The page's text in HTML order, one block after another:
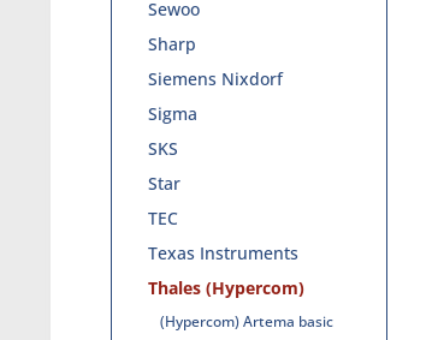
Sewoo
Sharp
Siemens Nixdorf
Sigma
SKS
Star
TEC
Texas Instruments
Thales (Hypercom)
(Hypercom) Artema basic